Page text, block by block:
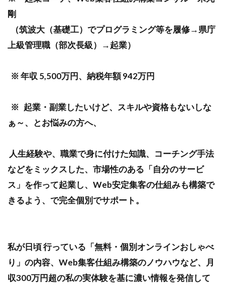
剛
（筑波大（基礎工）でプログラミング等を履修→県庁
上級管理職（部次長級）→起業）
※ 年収 5,500万円、納税年額 942万円
※ 起業・副業したいけど、スキルや資格もないしな
ぁ～、とお悩みの方へ、
人生経験や、職業で身に付けた知識、コーチング手法
などをミックスした、市場性のある「自分のサービ
ス」を作って起業し、Web安定集客の仕組みも構築で
きるよう、で完全個別でサポート。
私が日頃 行っている「無料・個別オンラインおしゃべ
り」の内容、Web集客仕組み構築のノウハウなど、月
収300万円超の私の実体験を基に濃い情報を発信して